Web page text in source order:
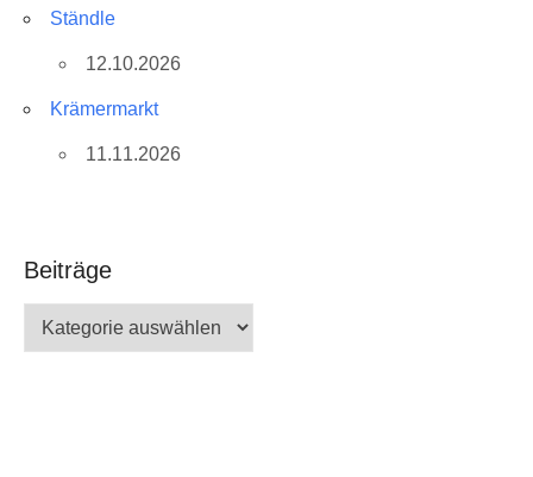
Ständle
12.10.2026
Krämermarkt
11.11.2026
Beiträge
Beiträge